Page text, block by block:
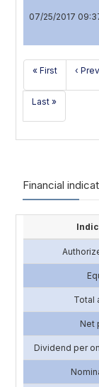
07/25/2017
« First ‹ Prev
Last »
Financial
Total
Net
Dividend per